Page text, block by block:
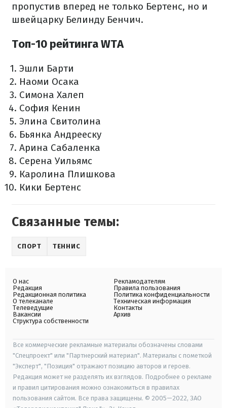
пропустив вперед не только Бертенс, но и
швейцарку Белинду Бенчич.
Топ-10 рейтинга WTA
Эшли Барти
Наоми Осака
Симона Халеп
София Кенин
Элина Свитолина
Бьянка Андрееску
Арина Сабаленка
Серена Уильямс
Каролина Плишкова
Кики Бертенс
Связанные темы:
СПОРТ ТЕННИС
О нас
Редакция
Редакционная политика
О телеканале
Телеведущие
Вакансии
Структура собственности
Рекламодателям
Правила пользования
Политика конфиденциальности
Техническая информация
Контакты
Архив
Все коммерческие рекламные материалы обозначены словами
"Спецпроект" или "Партнерский материал". Материалы с пометкой
"Эксперт", "Позиция" отражают позицию авторов и героев.
Редакция может не разделять их взглядов. Подробнее о рекламе
и правил цитирования можно ознакомиться в правилах
пользования сайтом. Все права защищены. © 2005—2022, ЗАО